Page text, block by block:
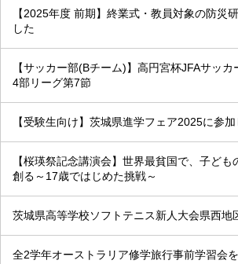
【2025年度 前期】終業式・教員対象の防災
した
【サッカー部(Bチーム)】高円宮杯JFAサッ
4部リーグ第7節
【受験生向け】茨城県進学フェア2025に参
【桜瑛祭記念講演会】世界最貧国で、子ども
創る～17歳ではじめた挑戦～
茨城県高等学校ソフトテニス新人大会県西地
全2学年オーストラリア修学旅行事前学習会